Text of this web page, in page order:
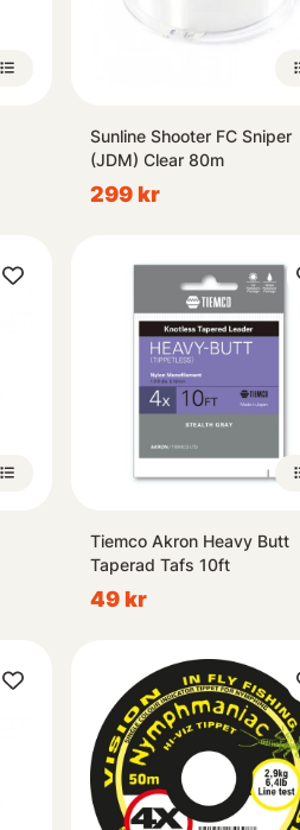
Sunline Shooter FC Sniper
(JDM) Clear 80m
299 kr
Tiemco Akron Heavy Butt
Taperad Tafs 10ft
49 kr